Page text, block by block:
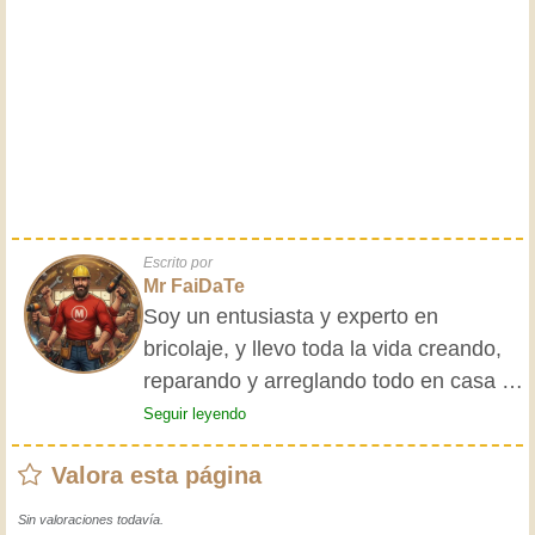
Escrito por
Mr FaiDaTe
Soy un entusiasta y experto en
bricolaje, y llevo toda la vida creando,
reparando y arreglando todo en casa y
para mis amigos. Mis abuelos me
enseñaron lo básico desde pequeño, y
desde entonces he adquirido una vasta
experiencia. ¡La experiencia enseña! Te
Seguir leyendo
Valora esta página
Sin valoraciones todavía.